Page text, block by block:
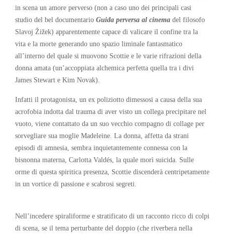
in scena un amore perverso (non a caso uno dei principali casi
studio del bel documentario Guida perversa al cinema del filosofo
Slavoj Žižek) apparentemente capace di valicare il confine tra la
vita e la morte generando uno spazio liminale fantasmatico
all’interno del quale si muovono Scottie e le varie rifrazioni della
donna amata (un’accoppiata alchemica perfetta quella tra i divi
James Stewart e Kim Novak).
Infatti il protagonista, un ex poliziotto dimessosi a causa della sua
acrofobia indotta dal trauma di aver visto un collega precipitare nel
vuoto, viene contattato da un suo vecchio compagno di collage per
sorvegliare sua moglie Madeleine. La donna, affetta da strani
episodi di amnesia, sembra inquietantemente connessa con la
bisnonna materna, Carlotta Valdés, la quale morì suicida. Sulle
orme di questa spiritica presenza, Scottie discenderà centripetamente
in un vortice di passione e scabrosi segreti.
Nell’incedere spiraliforme e stratificato di un racconto ricco di colpi
di scena, se il tema perturbante del doppio (che riverbera nella